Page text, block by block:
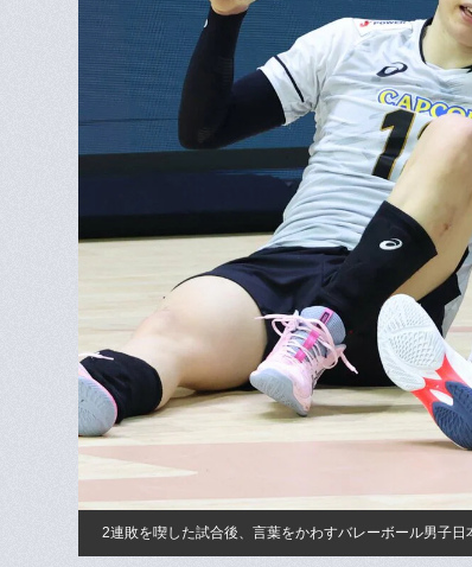
2連敗を喫した試合後、言葉をかわすバレーボール男子